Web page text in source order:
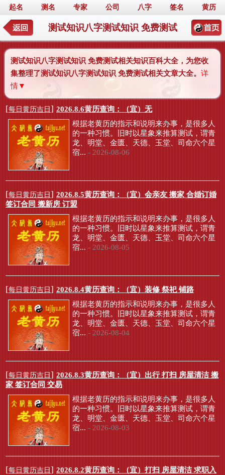
起名 测名 专家 公司 八字 签名 黄历
测试知识八字测试知识 免费测试
测试知识八字测试知识 免费测试相关知识百科大全，为您收
集整理了测试知识八字测试知识 免费测试相关文章大全。 详
情▼
[每日黄历吉日 ] 2026.8.6黄历查询：（宜）无
根据老黄历的指示和说明来办事，是很多人
的一种习惯。旧时以星象来推算测试，谓青
龙、明堂、金匮、天德、玉堂、司命六个星
宿... - 2026-08-06
[每日黄历吉日 ] 2026.8.5黄历查询：（宜）会亲友 搬家 合婚订婚
签订合同 搬新房 订盟
根据老黄历的指示和说明来办事，是很多人
的一种习惯。旧时以星象来推算测试，谓青
龙、明堂、金匮、天德、玉堂、司命六个星
宿... - 2026-08-05
[每日黄历吉日 ] 2026.8.4黄历查询：（宜）装修 祭祀 铺路
根据老黄历的指示和说明来办事，是很多人
的一种习惯。旧时以星象来推算测试，谓青
龙、明堂、金匮、天德、玉堂、司命六个星
宿... - 2026-08-04
[每日黄历吉日 ] 2026.8.3黄历查询：（宜）出行 打扫 房屋清洁 搬
家 签订合同 交易
根据老黄历的指示和说明来办事，是很多人
的一种习惯。旧时以星象来推算测试，谓青
龙、明堂、金匮、天德、玉堂、司命六个星
宿... - 2026-08-03
[每日黄历吉日 ] 2026.8.2黄历查询：（宜）打扫 房屋清洁 求职入